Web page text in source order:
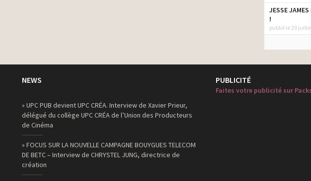
JESSE
!
publié le 20
NEWS
» UPC PUB devient UPC CRÉA. Interview de Xavier Prieur,
délégué du collège UPC CRÉA de l’Union des Producteurs
de Cinéma
» FOCUS SUR LA NOUVELLE CAMPAGNE BOUYGUES TELECOM
DE BETC – Interview de CHRYSTEL JUNG, directrice de
création
PUBLICITÉ
Faites votre publicité sur